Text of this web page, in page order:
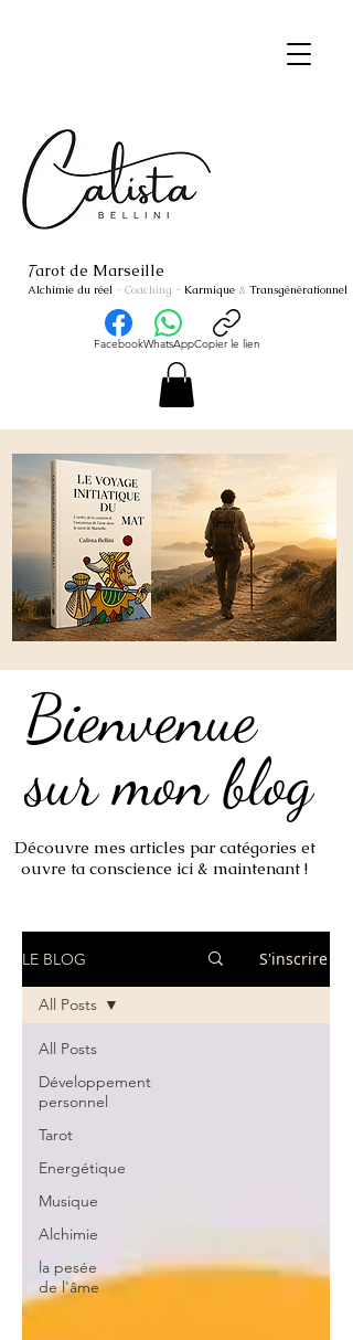
Tarot de Marseille
Alchimie du réel - Coaching - Karmique & Transgénérationnel
FacebookWhatsAppCopier le lien
Bienvenue
sur mon blog
Bienvenue
sur mon blog
Découvre mes articles par catégories et
ouvre ta conscience ici & maintenant !
LE BLOG S'inscrire
All Posts
Développement
personnel
Tarot
Energétique
Musique
Alchimie
la pesée
de l'âme
All Posts